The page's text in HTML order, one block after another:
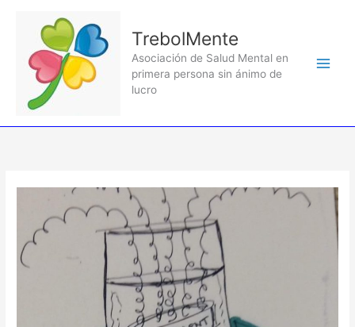
contenido
TrebolMente
Asociación de Salud Mental en
primera persona sin ánimo de
lucro